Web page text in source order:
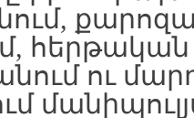
ու